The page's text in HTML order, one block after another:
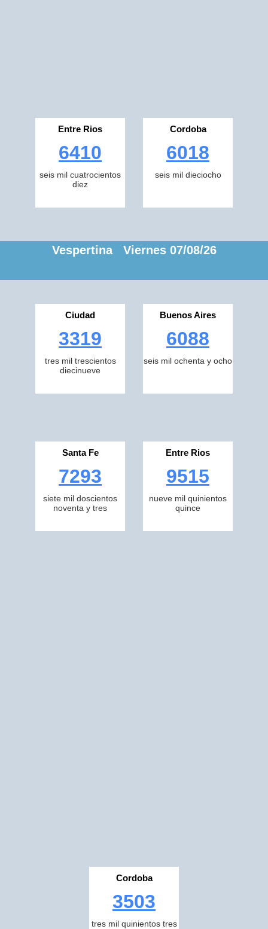
Entre Rios
6410
seis mil cuatrocientos
diez
Cordoba
6018
seis mil dieciocho
Vespertina Viernes 07/08/26
Ciudad
3319
tres mil trescientos
diecinueve
Buenos Aires
6088
seis mil ochenta y ocho
Santa Fe
7293
siete mil doscientos
noventa y tres
Entre Rios
9515
nueve mil quinientos
quince
Cordoba
3503
tres mil quinientos tres